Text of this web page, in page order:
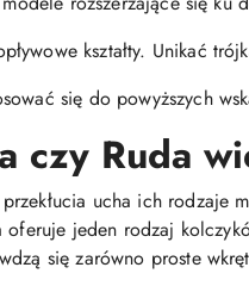
kształty. Unikać
się do powyższych
czy Ruda
ucha ich rodzaje
jeden rodzaj
się zarówno proste